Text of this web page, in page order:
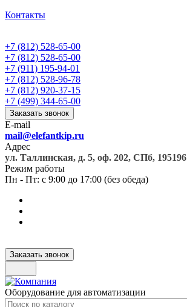
Контакты
+7 (812) 528-65-00
+7 (812) 528-65-00
+7 (911) 195-94-01
+7 (812) 528-96-78
+7 (812) 920-37-15
+7 (499) 344-65-00
Заказать звонок
E-mail
mail@elefantkip.ru
Адрес
ул. Таллинская, д. 5, оф. 202, СПб, 195196
Режим работы
Пн - Пт: с 9:00 до 17:00 (без обеда)
Заказать звонок
Оборудование для автоматизации